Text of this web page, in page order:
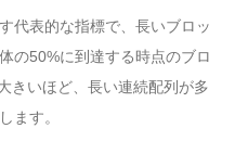
代表的な指標で、長いブロッ
の50%に到達する時点のブロ
きいほど、長い連続配列が多
ます。